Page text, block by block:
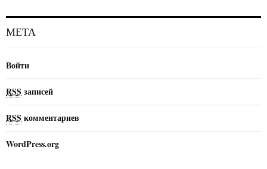
МЕТА
Войти
RSS записей
RSS комментариев
WordPress.org